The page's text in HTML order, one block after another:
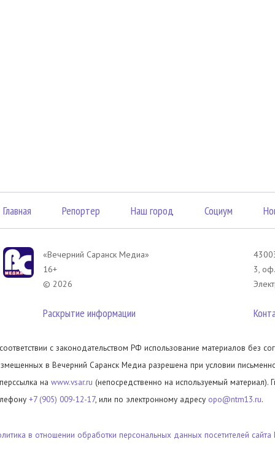
Главная Репортер Наш город Социум
«Вечерний Саранск Mедиа»
16+
© 2026
Раскрытие информации
3,
с законодательством РФ использование материалов без
в Вечерний Саранск Медиа разрешена при условии
на www.vsar.ru (непосредственно на используемый материал).
+7 (905) 009-12-17, или по электронному адресу opo@ntm13.ru.
в отношении обработки персональных данных посетителей